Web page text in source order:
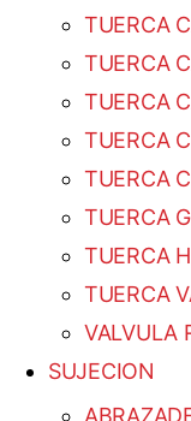
TUERCA
TUERCA
TUERCA
TUERCA
TUERCA
TUERCA
TUERCA
TUERCA
VALVULA
SUJECION